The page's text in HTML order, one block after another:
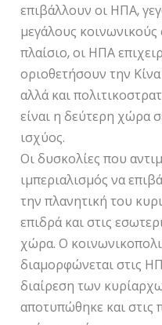
επιβάλλουν οι ΗΠΑ,
μεγάλους
πλαίσιο, οι ΗΠΑ
οριοθετήσουν την
αλλά και
είναι η δεύτερη χώρα
ισχύος.
Οι δυσκολίες που
ιμπεριαλισμός να
την πλανητική του
επιδρά και στις
χώρα. Ο
διαμορφώνεται στις
διαίρεση των
αποτυπώθηκε και στις